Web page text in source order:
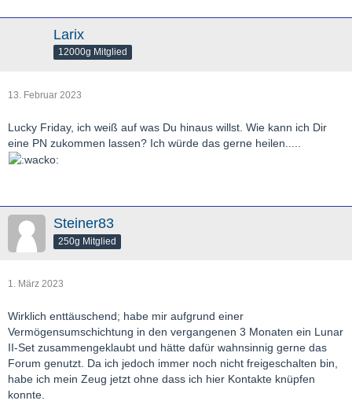
Larix
12000g Mitglied
13. Februar 2023
Lucky Friday, ich weiß auf was Du hinaus willst. Wie kann ich Dir
eine PN zukommen lassen? Ich würde das gerne heilen.....
Steiner83
250g Mitglied
1. März 2023
Wirklich enttäuschend; habe mir aufgrund einer
Vermögensumschichtung in den vergangenen 3 Monaten ein Lunar
II-Set zusammengeklaubt und hätte dafür wahnsinnig gerne das
Forum genutzt. Da ich jedoch immer noch nicht freigeschalten bin,
habe ich mein Zeug jetzt ohne dass ich hier Kontakte knüpfen
konnte.